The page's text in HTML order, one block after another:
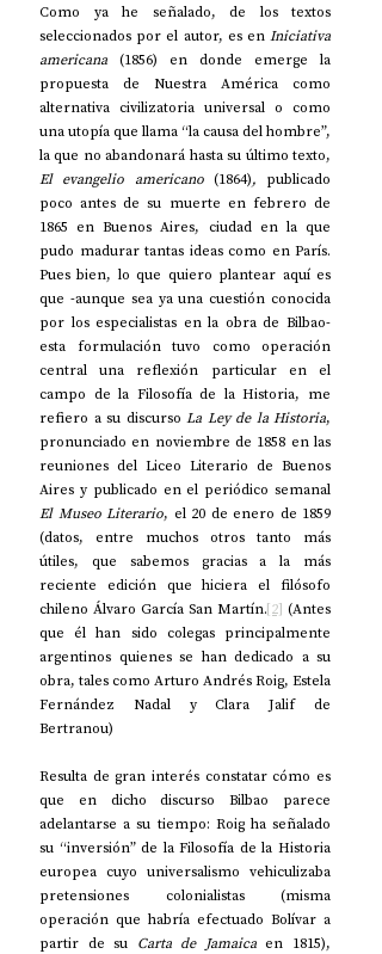
Como ya he señalado, de los textos
seleccionados por el autor, es en Iniciativa
americana (1856) en donde emerge la
propuesta de Nuestra América como
alternativa civilizatoria universal o como
una utopía que llama “la causa del hombre”,
El evangelio americano (1864), publicado
poco antes de su muerte en febrero de
1865 en Buenos Aires, ciudad en la que
pudo madurar tantas ideas como en París.
Pues bien, lo que quiero plantear aquí es
que -aunque sea ya una cuestión conocida
por los especialistas en la obra de Bilbao-
esta formulación tuvo como operación
central una reflexión particular en el
campo de la Filosofía de la Historia, me
refiero a su discurso La Ley de la Historia,
pronunciado en noviembre de 1858 en las
reuniones del Liceo Literario de Buenos
El Museo Literario, el 20 de enero de 1859
(datos, entre muchos otros tanto más
útiles, que sabemos gracias a la más
reciente edición que hiciera el filósofo
chileno Álvaro García San Martín.[2] (Antes
que él han sido colegas principalmente
argentinos quienes se han dedicado a su
obra, tales como Arturo Andrés Roig, Estela
Fernández Nadal y Clara Jalif de
Bertranou)
Resulta de gran interés constatar cómo es
que en dicho discurso Bilbao parece
adelantarse a su tiempo: Roig ha señalado
su “inversión” de la Filosofía de la Historia
europea cuyo universalismo vehiculizaba
pretensiones colonialistas (misma
operación que habría efectuado Bolívar a
partir de su Carta de Jamaica en 1815),